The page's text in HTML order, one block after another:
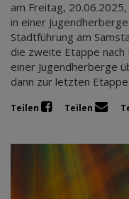
am Freitag,
in einer
Stadtführung am
die zweite Etappe
einer Jugendherberge
dann zur letzten
Teilen Teilen